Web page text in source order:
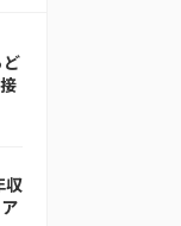
ど
収